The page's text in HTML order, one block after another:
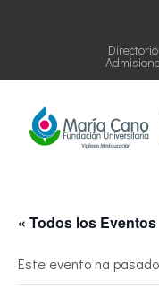
Directorio
« Todos los Eventos
Este evento ha